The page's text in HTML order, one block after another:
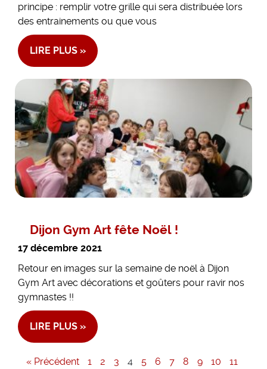
principe : remplir votre grille qui sera distribuée lors
des entrainements ou que vous
LIRE PLUS »
Dijon Gym Art fête Noël !
17 décembre 2021
Retour en images sur la semaine de noël à Dijon
Gym Art avec décorations et goûters pour ravir nos
gymnastes !!
LIRE PLUS »
« Précédent 1 2 3 4 5 6 7 8 9 10
11